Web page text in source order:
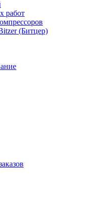
работ
(Битцер)